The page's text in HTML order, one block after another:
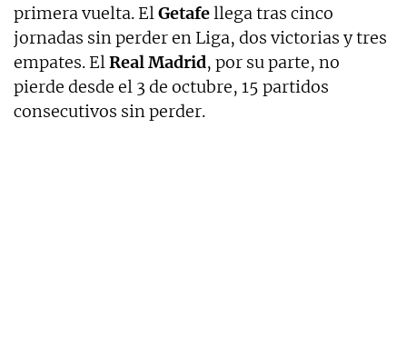
primera vuelta. ElGetafellega tras cinco
jornadas sin perder en Liga, dos victorias y tres
empates. ElRealMadrid, por su parte, no
pierde desde el 3 de octubre, 15 partidos
consecutivos sin perder.